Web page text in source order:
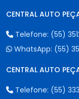
CENTRAL AUTO
Telefone: (55)
WhatsApp: (55)
CENTRAL AUTO
Telefone: (55)